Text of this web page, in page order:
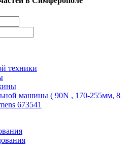
техники
машины ( 90N , 170-255мм, 8
673541